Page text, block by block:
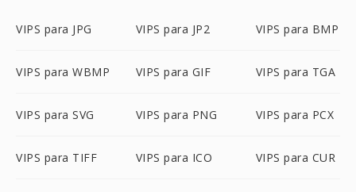
VIPS para JPG VIPS para JP2 VIPS para BMP
VIPS para WBMP VIPS para GIF VIPS para TGA
VIPS para SVG VIPS para PNG VIPS para PCX
VIPS para TIFF VIPS para ICO VIPS para CUR